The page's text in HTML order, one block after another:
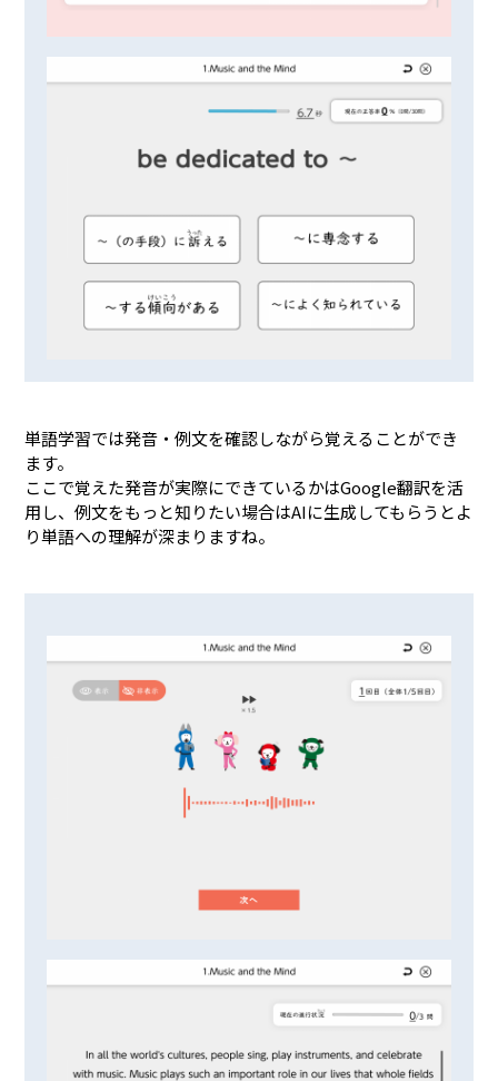
単語学習では発音・例文を確認しながら覚えることができ
ます。
ここで覚えた発音が実際にできているかはGoogle翻訳を活
用し、例文をもっと知りたい場合はAIに生成してもらうとよ
り単語への理解が深まりますね。